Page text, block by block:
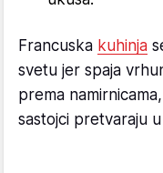
Francuska kuhinja
svetu jer spaja
prema
sastojci pretvaraju